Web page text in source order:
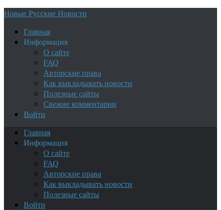
Новые Русские Новости
Главная
Информация
О сайте
FAQ
Авторские права
Как выкладывать новости
Полезные сайты
Свежие комментарии
Войти
Главная
Информация
О сайте
FAQ
Авторские права
Как выкладывать новости
Полезные сайты
Войти